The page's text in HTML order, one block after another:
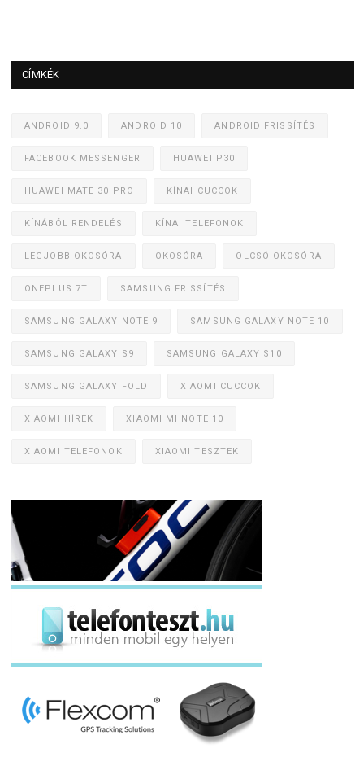
CÍMKÉK
ANDROID 9.0 ANDROID 10 ANDROID FRISSÍTÉS
FACEBOOK MESSENGER HUAWEI P30
HUAWEI MATE 30 PRO KÍNAI CUCCOK
KÍNÁBÓL RENDELÉS KÍNAI TELEFONOK
LEGJOBB OKOSÓRA OKOSÓRA OLCSÓ OKOSÓRA
ONEPLUS 7T SAMSUNG FRISSÍTÉS
SAMSUNG GALAXY NOTE 9 SAMSUNG GALAXY NOTE 10
SAMSUNG GALAXY S9 SAMSUNG GALAXY S10
SAMSUNG GALAXY FOLD XIAOMI CUCCOK
XIAOMI HÍREK XIAOMI MI NOTE 10
XIAOMI TELEFONOK XIAOMI TESZTEK